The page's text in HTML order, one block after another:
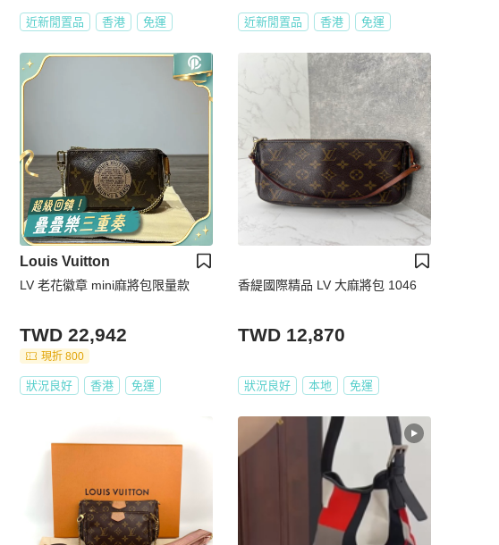
近新閒置品 香港 免運 近新閒置品 香港 免運
Louis Vuitton
LV 老花徽章 mini麻將包限量款
TWD 22,942
現折 800
狀況良好 香港 免運
香緹國際精品 LV 大麻將包 1046
TWD 12,870
狀況良好 本地 免運